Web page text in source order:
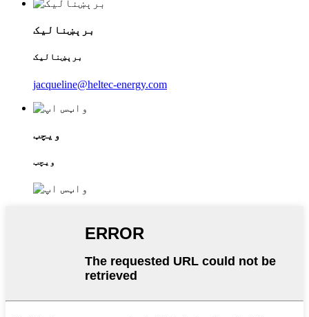
برېښنالیک
برېښنالیک
jacqueline@heltec-energy.com
ویچټ
ویچټ